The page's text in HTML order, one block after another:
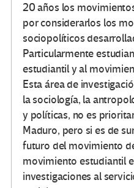
20 años los
por considerarlos los
sociopolíticos
Particularmente
estudiantil y al
Esta área de
la sociología, la
y políticas, no es
Maduro, pero si es de
futuro del movimiento
movimiento estudiantil
investigaciones al